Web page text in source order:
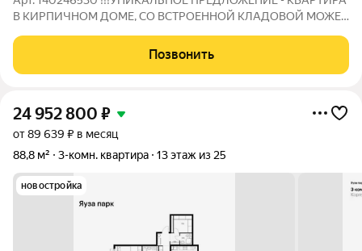
В КИРПИЧНОМ ДОМЕ, СО ВСТРОЕННОЙ КЛАДОВОЙ МОЖЕТ
обременений, 1 собственник, быстрый выход на сделку.
Привет! Меня зовут Сергей! Я рад сообщить, что в
Позвонить
24 952 800 ₽
от 89 639 ₽ в месяц
88,8 м²
3-комн. квартира 13 этаж из 25
новостройка